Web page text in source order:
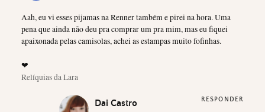
Aah, eu vi esses pijamas na Renner também e pirei na hora. Uma
pena que ainda não deu pra comprar um pra mim, mas eu fiquei
apaixonada pelas camisolas, achei as estampas muito fofinhas.
❤
Relíquias da Lara
Dai Castro RESPONDER